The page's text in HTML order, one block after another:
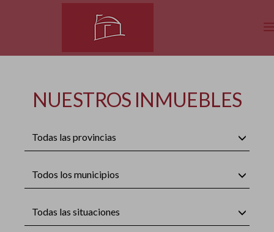
NUESTROS INMUEBLES
Todas las provincias
Todos los municipios
Todas las situaciones